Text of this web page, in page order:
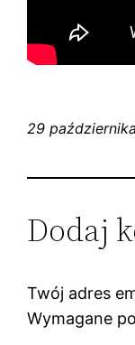
29
Dodaj
Twój adres
Wymagane